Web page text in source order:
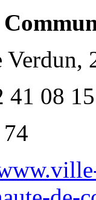
Verdun,
41 08 15